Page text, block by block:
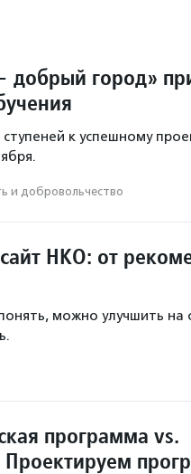
город»
к успешному
и доброволь­чест­во
НКО: от
можно улучшить на
программа vs.